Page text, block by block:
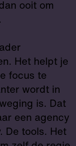
ooit om
Het helpt je
focus te
wordt in
is. Dat
een agency
De tools. Het